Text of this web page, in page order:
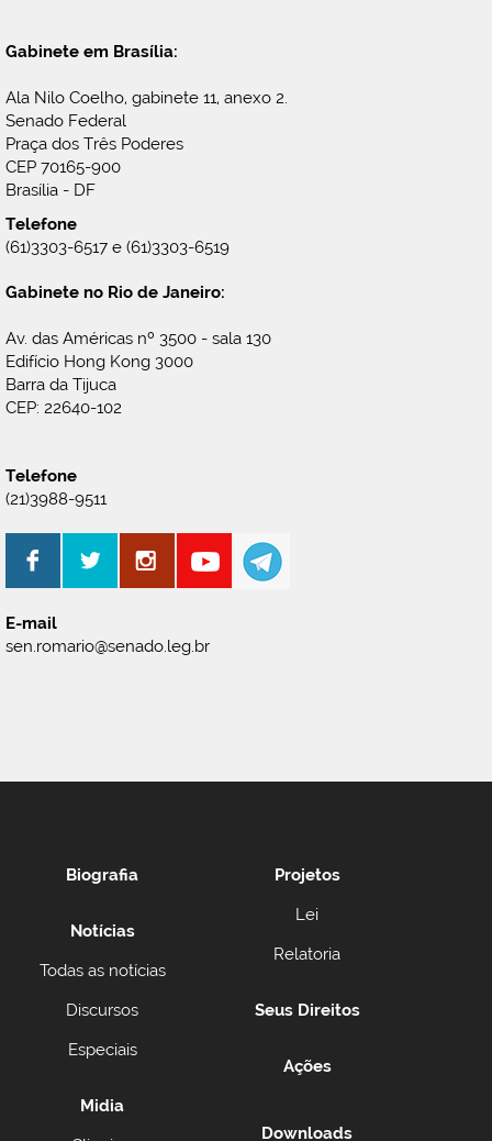
Gabinete em Brasília:
Ala Nilo Coelho, gabinete 11, anexo 2.
Senado Federal
Praça dos Três Poderes
CEP 70165-900
Brasília - DF
Telefone
(61)3303-6517 e (61)3303-6519
Gabinete no Rio de Janeiro:
Av. das Américas nº 3500 - sala 130
Edifício Hong Kong 3000
Barra da Tijuca
CEP: 22640-102
Telefone
(21)3988-9511
E-mail
sen.romario@senado.leg.br
Biografia
Notícias
Todas as notícias
Discursos
Especiais
Midia
Projetos
Lei
Relatoria
Seus Direitos
Ações
Downloads